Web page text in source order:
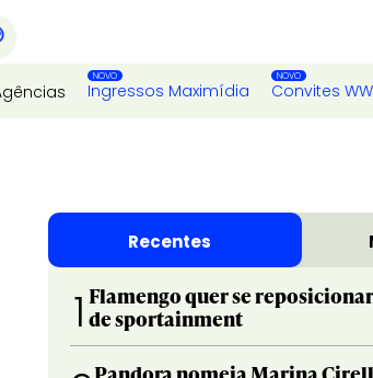
Ingressos Maximídia Convites WW
Recentes
1 Flamengo quer se
de sportainment